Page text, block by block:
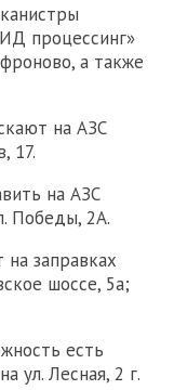
процессинг»
а также
на АЗС
17.
на АЗС
Победы, 2А.
заправках
шоссе, 5а;
есть
ул. Лесная, 2 г.